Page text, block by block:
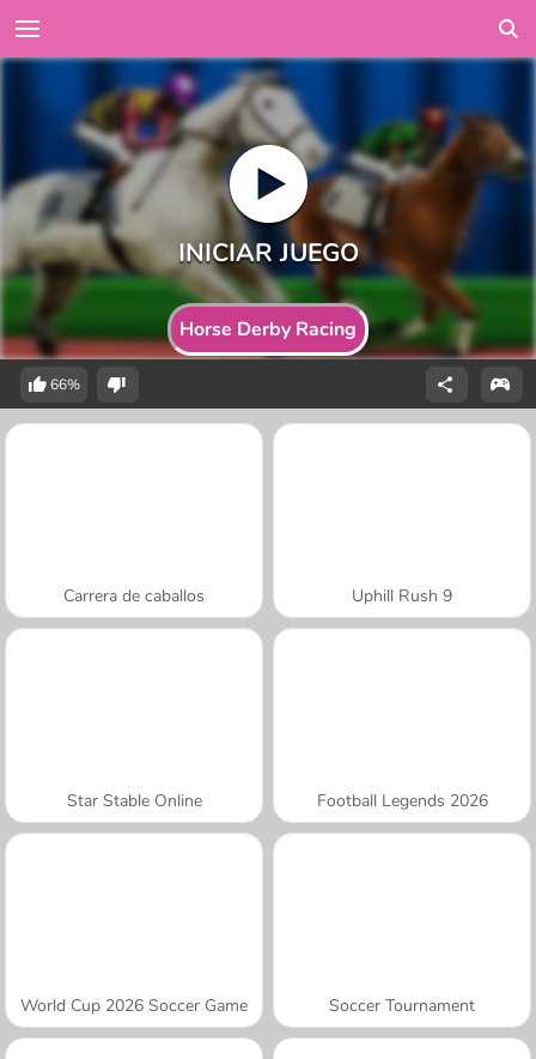
Horse Derby Racing
66%
Carrera de caballos Uphill Rush 9
Star Stable Online Football Legends 2026
World Cup 2026 Soccer Game Soccer Tournament